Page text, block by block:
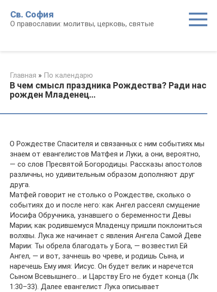
контенту
Св. София
О православии: молитвы, церковь, святые
Главная » По календарю
В чем смысл праздника Рождества? Ради нас
рожден Младенец…
О Рождестве Спасителя и связанных с ним событиях мы
знаем от евангелистов Матфея и Луки, а они, вероятно,
— со слов Пресвятой Богородицы. Рассказы апостолов
различны, но удивительным образом дополняют друг
друга.
Матфей говорит не столько о Рождестве, сколько о
событиях до и после него: как Ангел рассеял смущение
Иосифа Обручника, узнавшего о беременности Девы
Марии; как родившемуся Младенцу пришли поклониться
волхвы. Лука же начинает с явления Ангела Самой Деве
Марии: Ты обрела благодать у Бога, — возвестил Ей
Ангел, — и вот, зачнешь во чреве, и родишь Сына, и
наречешь Ему имя: Иисус. Он будет велик и наречется
Сыном Всевышнего… и Царству Его не будет конца (Лк
1:30–33). Далее евангелист Лука описывает